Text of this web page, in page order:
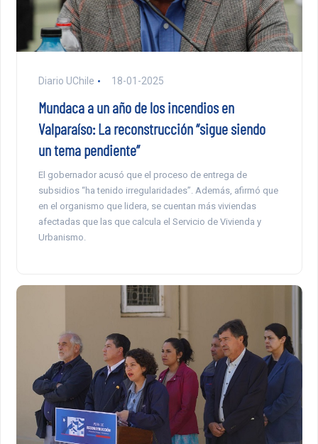
Diario UChile 18-01-2025
Mundaca a un año de los incendios en
Valparaíso: La reconstrucción “sigue siendo
un tema pendiente”
El gobernador acusó que el proceso de entrega de
subsidios “ha tenido irregularidades”. Además, afirmó que
en el organismo que lidera, se cuentan más viviendas
afectadas que las que calcula el Servicio de Vivienda y
Urbanismo.